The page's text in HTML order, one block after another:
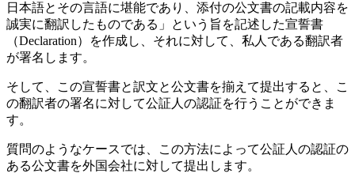
日本語とその言語に堪能であり、添付の公文書の記載内容を
誠実に翻訳したものである」という旨を記述した宣誓書
（Declaration）を作成し、それに対して、私人である翻訳者
が署名します。
そして、この宣誓書と訳文と公文書を揃えて提出すると、こ
の翻訳者の署名に対して公証人の認証を行うことができま
す。
質問のようなケースでは、この方法によって公証人の認証の
ある公文書を外国会社に対して提出します。